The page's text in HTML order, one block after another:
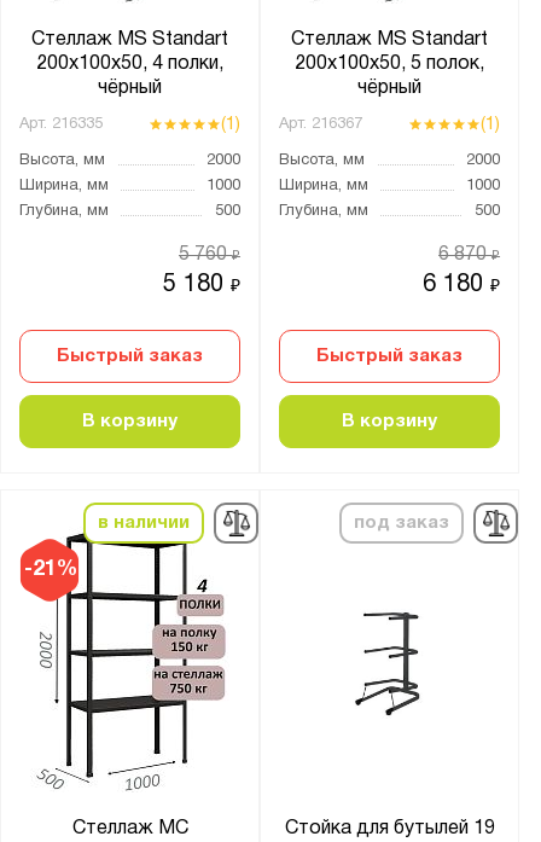
Стеллаж MS Standart
200х100х50, 4 полки,
чёрный
Арт. 216335 (1)
Высота, мм
2000
Ширина, мм
1000
Глубина, мм
500
5 180₽
5 760₽
Быстрый заказ
В корзину
Стеллаж MS Standart
200х100х50, 5 полок,
чёрный
Арт. 216367 (1)
Высота, мм
2000
Ширина, мм
1000
Глубина, мм
500
6 180₽
6 870₽
Быстрый заказ
В корзину
-21%
в наличии
Стеллаж МС
под заказ
Стойка для бутылей 19
Количество шин:
4
9
18
20
24
Ширина яруса, мм:
1200
1250